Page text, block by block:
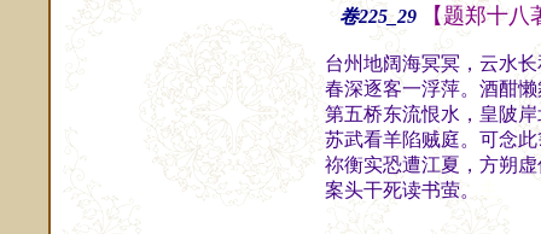
卷225_29 【题郑十
台州地阔海冥冥，云水
春深逐客一浮萍。酒酣
第五桥东流恨水，皇陂
苏武看羊陷贼庭。可念
祢衡实恐遭江夏，方朔
案头干死读书萤。